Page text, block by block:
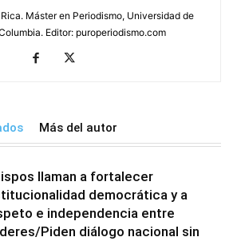
Máster en Periodismo, Universidad de
Editor: puroperiodismo.com
Más del autor
llaman a fortalecer
democrática y a
e independencia entre
Piden diálogo nacional sin